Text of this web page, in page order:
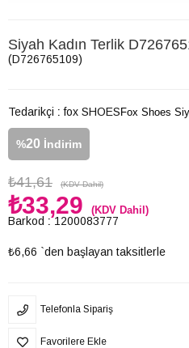
Siyah Kadın Terlik
(D726765109)
Tedarikçi : fox SHOES
%20 İndirim
₺41,61 (KDV Dahil)
₺33,29 (KDV Dahil)
Barkod : 1200083777
₺6,66 `den başlayan taksitlerle
Fox Shoes
Telefonla Sipariş
Favorilere Ekle